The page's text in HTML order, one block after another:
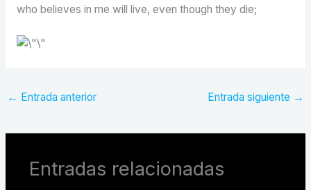
who believes in me will live, even though they die;
← Entrada anterior Entrada siguiente →
Entradas relacionadas